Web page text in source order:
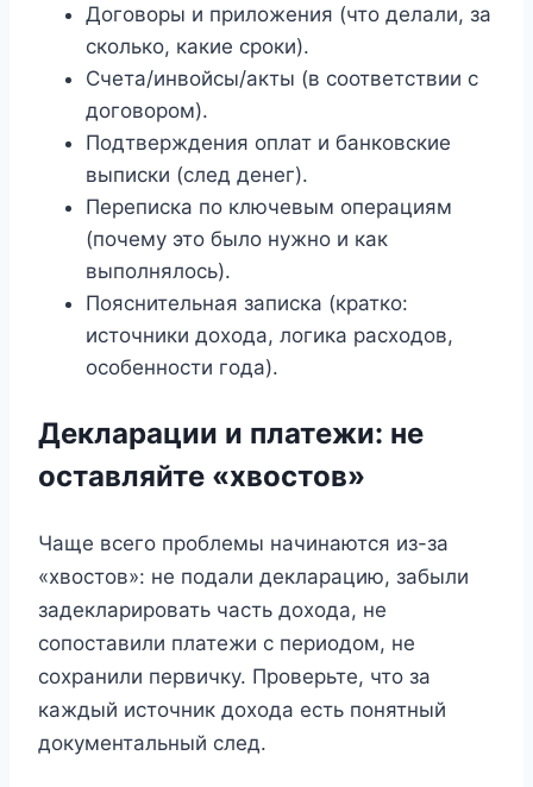
Договоры и приложения (что делали, за
сколько, какие сроки).
Счета/инвойсы/акты (в соответствии с
договором).
Подтверждения оплат и банковские
выписки (след денег).
Переписка по ключевым операциям
(почему это было нужно и как
выполнялось).
Пояснительная записка (кратко:
источники дохода, логика расходов,
особенности года).
Декларации и платежи: не
оставляйте «хвостов»
Чаще всего проблемы начинаются из-за
«хвостов»: не подали декларацию, забыли
задекларировать часть дохода, не
сопоставили платежи с периодом, не
сохранили первичку. Проверьте, что за
каждый источник дохода есть понятный
документальный след.